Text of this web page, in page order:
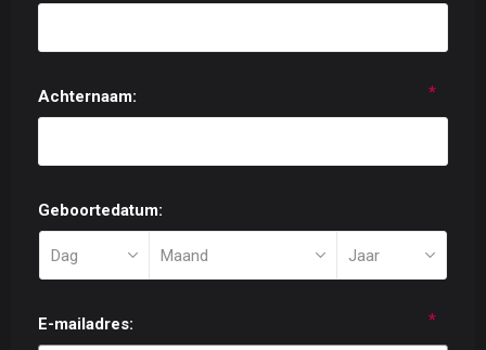
Achternaam: *
Geboortedatum:
E-mailadres: *